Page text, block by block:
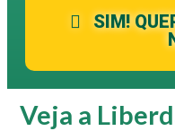
SIM!
Veja a